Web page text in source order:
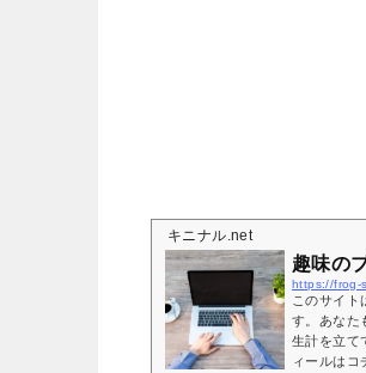
キニナル.net
趣味の
https://frog-
このサイト
す。あなた
生計を立て
ィールはコ